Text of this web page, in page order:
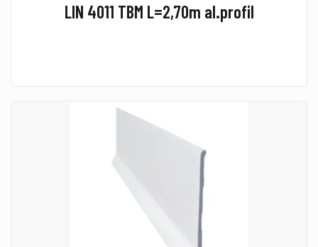
LIN 4011 TBM L=2,70m al.profil